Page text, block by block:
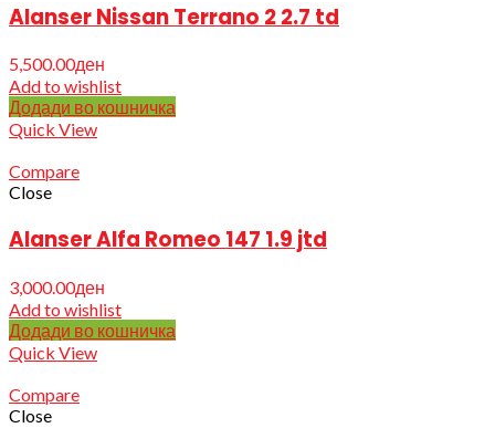
Alanser Nissan Terrano 2 2.7 td
5,500.00ден
Add to wishlist
Додади во кошничка
Quick View
Compare
Close
Alanser Alfa Romeo 147 1.9 jtd
3,000.00ден
Add to wishlist
Додади во кошничка
Quick View
Compare
Close